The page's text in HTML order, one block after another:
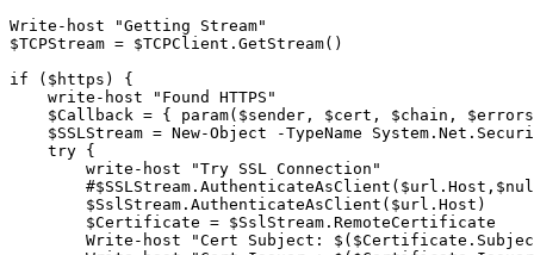
Write-host "Getting Stream"
$TCPStream = $TCPClient.GetStream()
if ($https) {
    write-host "Found HTTPS"
$Callback = { param($sender, $cert, $chain,
$SSLStream = New-Object -TypeName
    try {
        write-host "Try SSL Connection"
        $SslStream.AuthenticateAsClient($url.Host)
        $Certificate = $SslStream.RemoteCertificate
Write-host "Cert Subject: